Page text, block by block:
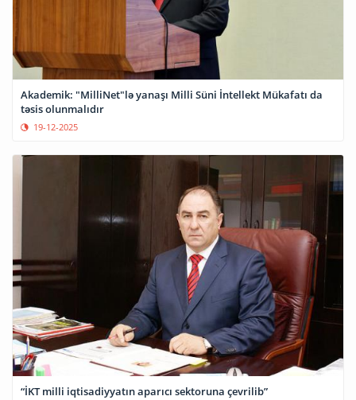
Akademik: "MilliNet"lə yanaşı Milli Süni İntellekt Mükafatı da
təsis olunmalıdır
19-12-2025
“İKT milli iqtisadiyyatın aparıcı sektoruna çevrilib”